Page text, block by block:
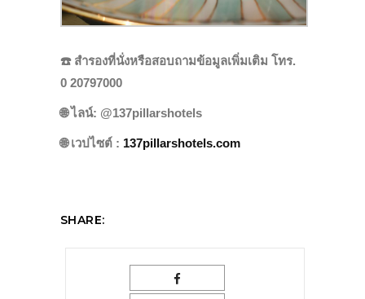
☎️ สำรองที่นั่งหรือสอบถามข้อมูลเพิ่มเติม โทร.
0 20797000
🌐ไลน์: @137pillarshotels
🌐เวปไซต์ : 137pillarshotels.com
SHARE: